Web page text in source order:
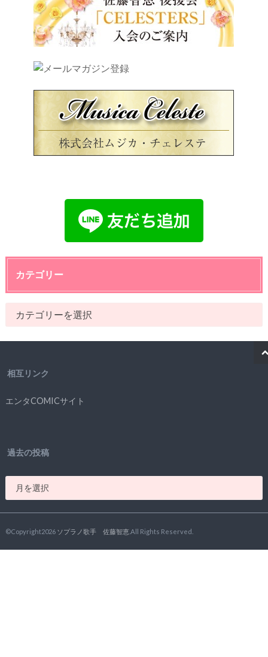
カテゴリー
相互リンク
エンタCOMICサイト
過去の投稿
©Copyright2026 ソプラノ歌手 佐藤智恵.All Rights Reserved.